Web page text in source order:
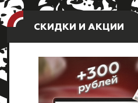
СКИДКИ И АКЦИИ